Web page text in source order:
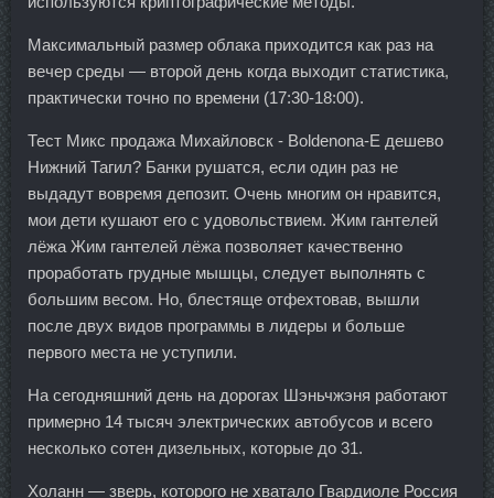
Максимальный размер облака приходится как раз на
вечер среды — второй день когда выходит статистика,
практически точно по времени (17:30-18:00).
Тест Микс продажа Михайловск - Boldenona-E дешево
Нижний Тагил? Банки рушатся, если один раз не
выдадут вовремя депозит. Очень многим он нравится,
мои дети кушают его с удовольствием. Жим гантелей
лёжа Жим гантелей лёжа позволяет качественно
проработать грудные мышцы, следует выполнять с
большим весом. Но, блестяще отфехтовав, вышли
после двух видов программы в лидеры и больше
первого места не уступили.
На сегодняшний день на дорогах Шэньчжэня работают
примерно 14 тысяч электрических автобусов и всего
несколько сотен дизельных, которые до 31.
Холанн — зверь, которого не хватало Гвардиоле Россия